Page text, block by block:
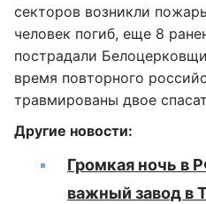
секторов возникли
человек погиб, еще 8
пострадали
время повторного
травмированы двое
Другие новости:
Громкая ночь в
важный завод в